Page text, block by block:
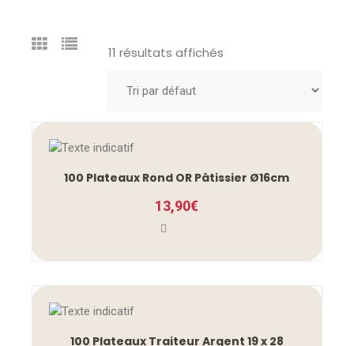
11 résultats affichés
100 Plateaux Rond OR Pâtissier Ø16cm
13,90€
100 Plateaux Traiteur Argent 19 x 28